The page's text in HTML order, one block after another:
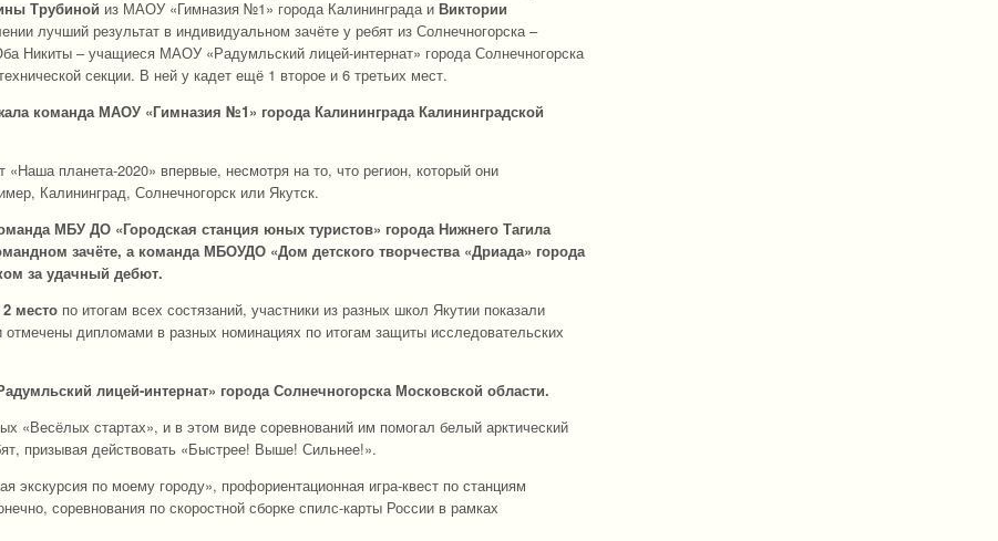
Трубиной из МАОУ «Гимназия №1» города Калининграда и Виктории
лучший результат в индивидуальном зачёте у ребят из Солнечногорска –
Никиты – учащиеся МАОУ «Радумльский лицей-интернат» города Солнечногорска
секции. В ней у кадет ещё 1 второе и 6 третьих мест.
команда МАОУ «Гимназия №1» города Калининграда Калининградской
планета-2020» впервые, несмотря на то, что регион, который они
Калининград, Солнечногорск или Якутск.
МБУ ДО «Городская станция юных туристов» города Нижнего Тагила
зачёте, а команда МБОУДО «Дом детского творчества «Дриада» города
за удачный дебют.
2 место по итогам всех состязаний, участники из разных школ Якутии показали
дипломами в разных номинациях по итогам защиты исследовательских
лицей-интернат» города Солнечногорска Московской области.
«Весёлых стартах», и в этом виде соревнований им помогал белый арктический
призывая действовать «Быстрее! Выше! Сильнее!».
экскурсия по моему городу», профориентационная игра-квест по станциям
соревнования по скоростной сборке спилс-карты России в рамках